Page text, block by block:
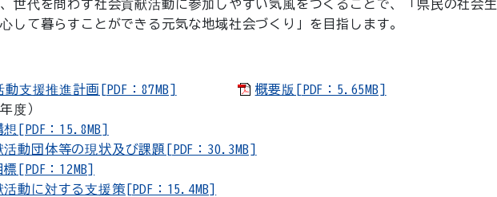
世代を問わず社会貢献活動に参加しやすい気風をつくることで、「県民の社会生
して暮らすことができる元気な地域社会づくり」を目指します。
支援推進計画[PDF：87MB]
概要版[PDF：5.65MB]
度）
[PDF：15.8MB]
動団体等の現状及び課題[PDF：30.3MB]
[PDF：12MB]
動に対する支援策[PDF：15.4MB]